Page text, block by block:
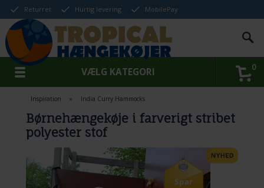
Returret Hurtig levering MobilePay
0
VÆLG KATEGORI
Inspiration » India Curry Hammocks
Børnehængekøje i farverigt stribet
polyester stof
Spar